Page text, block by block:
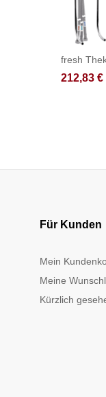
fresh
212,83 €
212,83 €
Für Kunden
Mein
Meine
Kürzlich